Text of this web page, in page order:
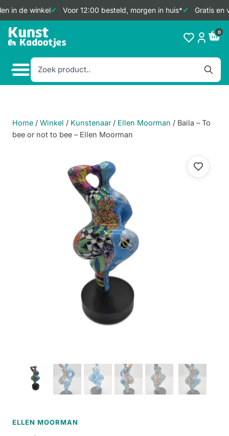
in de winkel Voor 12:00 besteld, morgen in huis* Gratis en
Doorgaan
naar
0
Home / Winkel / Kunstenaar / Ellen Moorman / Baila – To
bee or not to bee – Ellen Moorman
ELLEN MOORMAN